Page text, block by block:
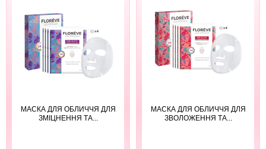
МАСКА ДЛЯ ОБЛИЧЧЯ ДЛЯ
ЗМІЦНЕННЯ ТА...
МАСКА ДЛЯ ОБЛИЧЧЯ ДЛЯ
ЗВОЛОЖЕННЯ ТА...